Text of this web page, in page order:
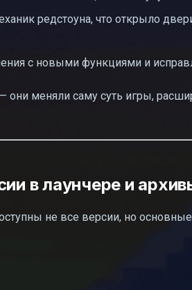
редстоуна, что открыло
с новыми функциями и
они меняли саму суть игры,
в лаунчере и
не все версии, но